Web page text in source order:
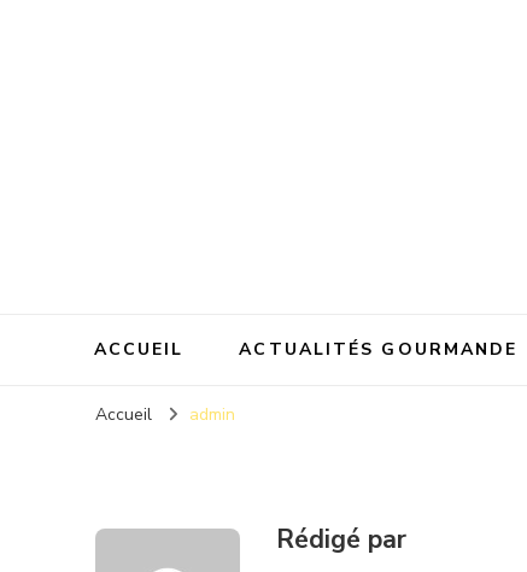
ACCUEIL ACTUALITÉS GOURMANDE
Accueil admin
Rédigé par